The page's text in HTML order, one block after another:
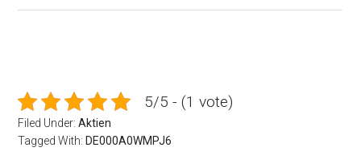
5/5 - (1 vote)
Filed Under:Aktien
Tagged With: DE000A0WMPJ6